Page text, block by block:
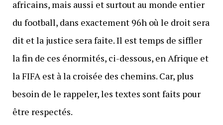
africains, mais aussi et surtout au monde entier
du football, dans exactement 96h où le droit sera
dit et la justice sera faite. Il est temps de siffler
la fin de ces énormités, ci-dessous, en Afrique et
la FIFA est à la croisée des chemins. Car, plus
besoin de le rappeler, les textes sont faits pour
être respectés.